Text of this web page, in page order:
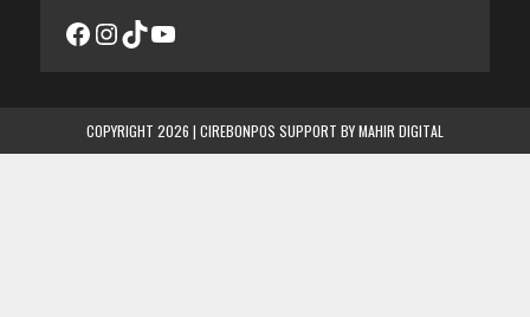
COPYRIGHT 2026 | CIREBONPOS SUPPORT BYMAHIR DIGITAL